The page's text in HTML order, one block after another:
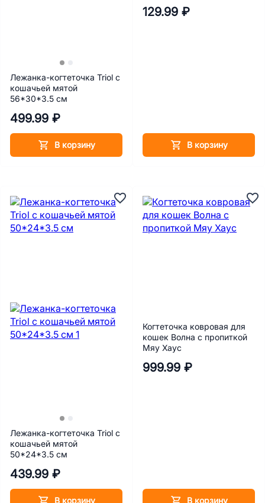
Лежанка-когтеточка Triol с
кошачьей мятой
56*30*3.5 см
499.99 ₽
В корзину
129.99 ₽
В корзину
Лежанка-когтеточка Triol с
кошачьей мятой
50*24*3.5 см
439.99 ₽
В корзину
Когтеточка ковровая для
кошек Волна с пропиткой
Мяу Хаус
999.99 ₽
В корзину